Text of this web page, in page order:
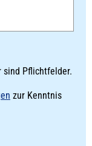
sind Pflichtfelder.
zur Kenntnis